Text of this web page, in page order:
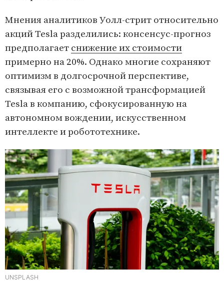
Мнения аналитиков Уолл-стрит относительно
акций Tesla разделились: консенсус-прогноз
предполагает снижение их стоимости
примерно на 20%. Однако многие сохраняют
оптимизм в долгосрочной перспективе,
связывая его с возможной трансформацией
Tesla в компанию, сфокусированную на
автономном вождении, искусственном
интеллекте и робототехнике.
UNSPLASH